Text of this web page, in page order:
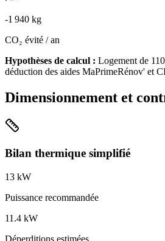
-1 940 kg
CO₂ évité / an
Hypothèses de calcul : Logement de 110
déduction des aides MaPrimeRénov' et
Dimensionnement et
Bilan thermique simplifié
13 kW
Puissance recommandée
11.4 kW
Déperditions estimées